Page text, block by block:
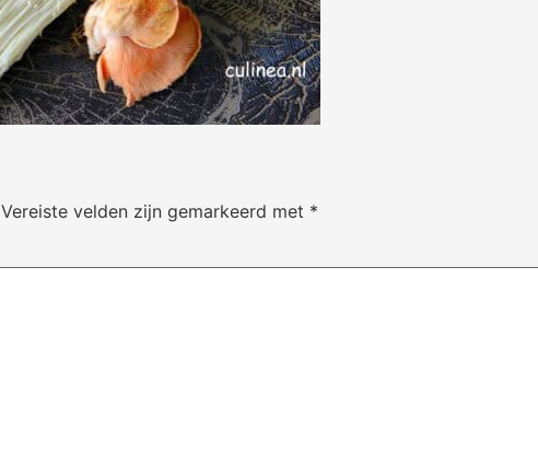
Vereiste velden zijn gemarkeerd met *